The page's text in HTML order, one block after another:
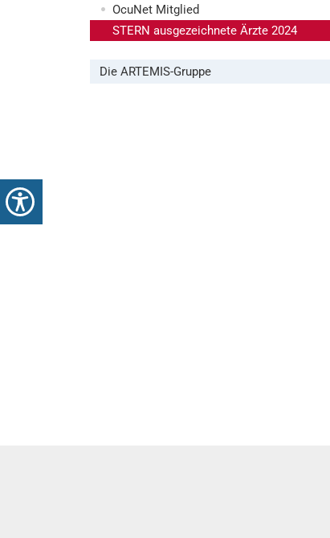
OcuNet Mitglied
STERN ausgezeichnete Ärzte 2024
Die ARTEMIS-Gruppe